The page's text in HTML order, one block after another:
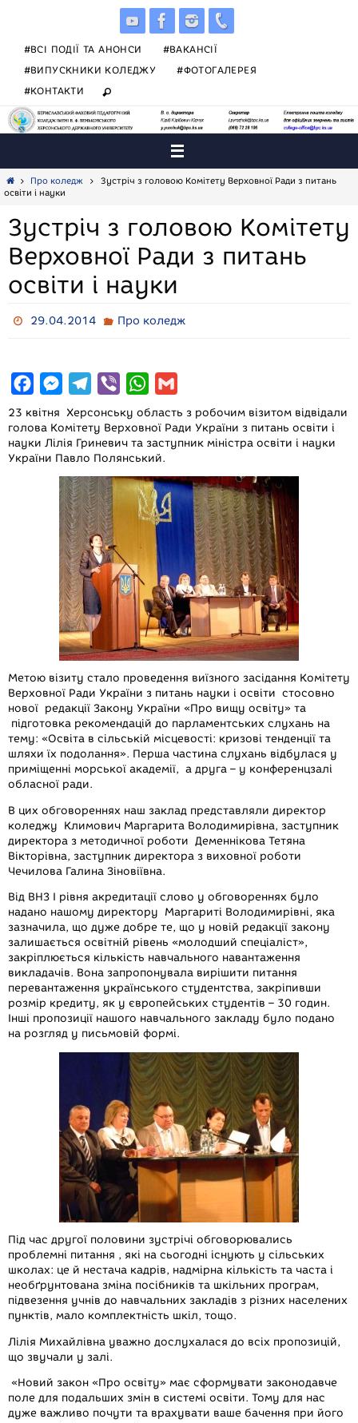
#ВСІ ПОДІЇ ТА АНОНСИ
#ВАКАНСІЇ
#ВИПУСКНИКИ КОЛЕДЖУ
#ФОТОГАЛЕРЕЯ
#КОНТАКТИ
HomeПро коледж
Зустріч з головою Комітету Верховної Ради з питань
освіти і науки
Зустріч з головою Комітету
Верховної Ради з питань
освіти і науки
29.04.2014 Про коледж
a
c
e
M
e
s
s
n
g
e
r
l
e
r
a
m
b
e
W
h
a
t
A
p
p
a
i
23 квітня Херсонську область з робочим візитом відвідали
голова Комітету Верховної Ради України з питань освіти і
науки Лілія Гриневич та заступник міністра освіти і науки
України Павло Полянський.
Метою візиту стало проведення виїзного засідання Комітету
Верховної Ради України з питань науки і освіти стосовно
нової редакції Закону України «Про вищу освіту» та
підготовка рекомендацій до парламентських слухань на
тему: «Освіта в сільській місцевості: кризові тенденції та
шляхи їх подолання». Перша частина слухань відбулася у
приміщенні морської академії, а друга – у конференцзалі
обласної ради.
В цих обговореннях наш заклад представляли директор
коледжу Климович Маргарита Володимирівна, заступник
директора з методичної роботи Деменнікова Тетяна
Вікторівна, заступник директора з виховної роботи
Чечилова Галина Зіновіївна.
Від ВНЗ І рівня акредитації слово у обговореннях було
надано нашому директору Маргариті Володимирівні, яка
зазначила, що дуже добре те, що у новій редакції закону
залишається освітній рівень «молодший спеціаліст»,
закріплюється кількість навчального навантаження
викладачів. Вона запропонувала вирішити питання
перевантаження українського студентства, закріпивши
розмір кредиту, як у європейських студентів – 30 годин.
Інші пропозиції нашого навчального закладу було подано
на розгляд у письмовій формі.
Під час другої половини зустрічі обговорювались
проблемні питання , які на сьогодні існують у сільських
школах: це й нестача кадрів, надмірна кількість та часта і
необґрунтована зміна посібників та шкільних програм,
підвезення учнів до навчальних закладів з різних населених
пунктів, мало комплектність шкіл, тощо.
Лілія Михайлівна уважно дослухалася до всіх пропозицій,
що звучали у залі.
«Новий закон «Про освіту» має сформувати законодавче
поле для подальших змін в системі освіти. Тому для нас
дуже важливо почути та врахувати ваше бачення при його